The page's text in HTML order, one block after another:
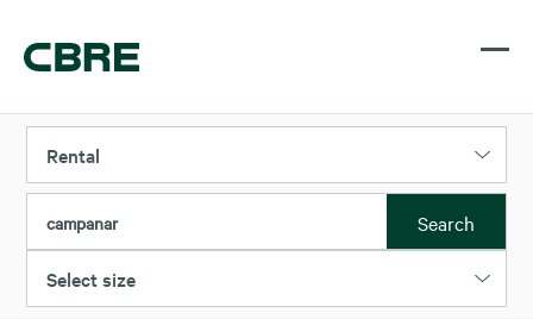
Rental
campanar Search
Select size